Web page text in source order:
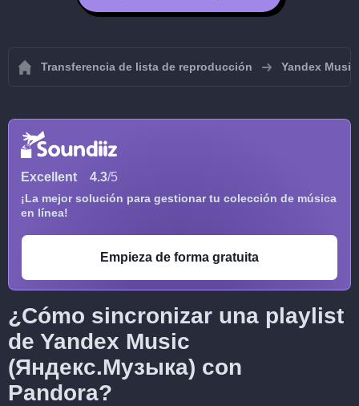
Transferencia de lista de reproducción Yandex
Excellent 4.3/5
¡La mejor solución para gestionar tu colección de música
en línea!
Empieza de forma gratuita
¿Cómo sincronizar una playlist
de Yandex Music
(Яндекс.Музыка) con
Pandora?